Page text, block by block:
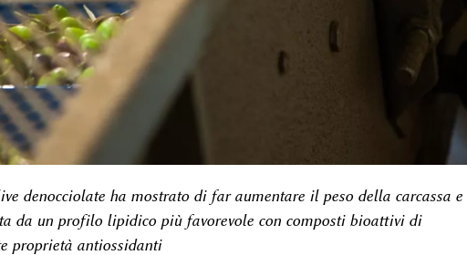
denocciolate ha mostrato di far aumentare il peso della carcassa e
da un profilo lipidico più favorevole con composti bioattivi di
proprietà antiossidanti